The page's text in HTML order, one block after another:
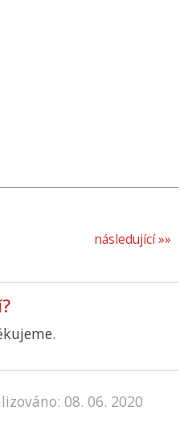
následující »»
08. 06. 2020